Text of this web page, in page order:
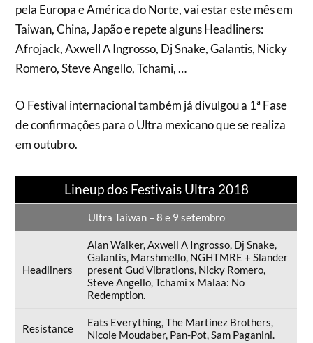
pela Europa e América do Norte, vai estar este mês em
Taiwan, China, Japão e repete alguns Headliners:
Afrojack, Axwell Λ Ingrosso, Dj Snake, Galantis, Nicky
Romero, Steve Angello, Tchami, …
O Festival internacional também já divulgou a 1ª Fase
de confirmações para o Ultra mexicano que se realiza
em outubro.
Lineup dos Festivais Ultra 2018
Ultra Taiwan – 8 e 9 setembro
Headliners
Alan Walker, Axwell Λ Ingrosso, Dj Snake,
Galantis, Marshmello, NGHTMRE + Slander
present Gud Vibrations, Nicky Romero,
Steve Angello, Tchami x Malaa: No
Redemption.
Resistance
Eats Everything, The Martinez Brothers,
Nicole Moudaber, Pan-Pot, Sam Paganini.